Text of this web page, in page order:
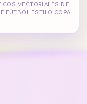
VECTORIALES DE
FÚTBOL ESTILO COPA